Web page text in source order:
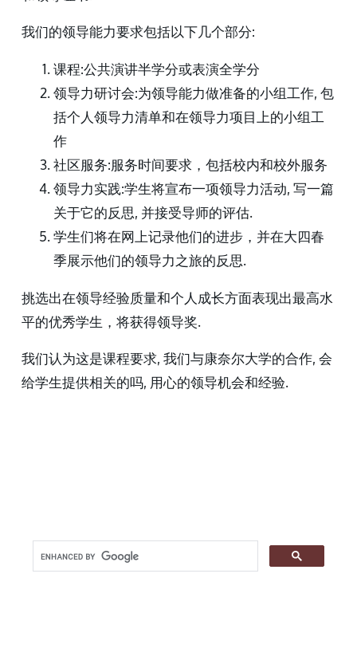
我们的领导能力要求包括以下几个部分:
课程:公共演讲半学分或表演全学分
领导力研讨会:为领导能力做准备的小组工作, 包
括个人领导力清单和在领导力项目上的小组工
作
社区服务:服务时间要求，包括校内和校外服务
领导力实践:学生将宣布一项领导力活动, 写一篇
关于它的反思, 并接受导师的评估.
学生们将在网上记录他们的进步，并在大四春
季展示他们的领导力之旅的反思.
挑选出在领导经验质量和个人成长方面表现出最高水
平的优秀学生，将获得领导奖.
我们认为这是课程要求, 我们与康奈尔大学的合作, 会
给学生提供相关的吗, 用心的领导机会和经验.